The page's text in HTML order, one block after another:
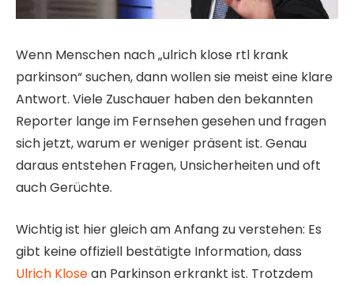
Wenn Menschen nach „ulrich klose rtl krank
parkinson“ suchen, dann wollen sie meist eine klare
Antwort. Viele Zuschauer haben den bekannten
Reporter lange im Fernsehen gesehen und fragen
sich jetzt, warum er weniger präsent ist. Genau
daraus entstehen Fragen, Unsicherheiten und oft
auch Gerüchte.
Wichtig ist hier gleich am Anfang zu verstehen: Es
gibt keine offiziell bestätigte Information, dass
Ulrich Klosean Parkinson erkrankt ist. Trotzdem